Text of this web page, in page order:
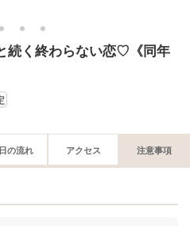
2 3 4
続く終わらない恋♡《同年
の流れ アクセス 注意事項